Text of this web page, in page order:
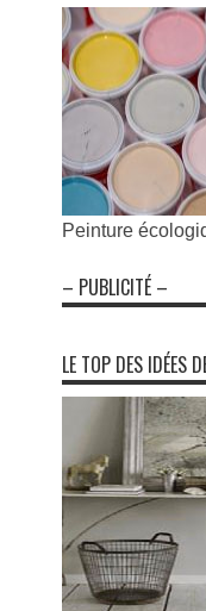
Peinture
– PUBLICITÉ –
LE TOP DES IDÉES